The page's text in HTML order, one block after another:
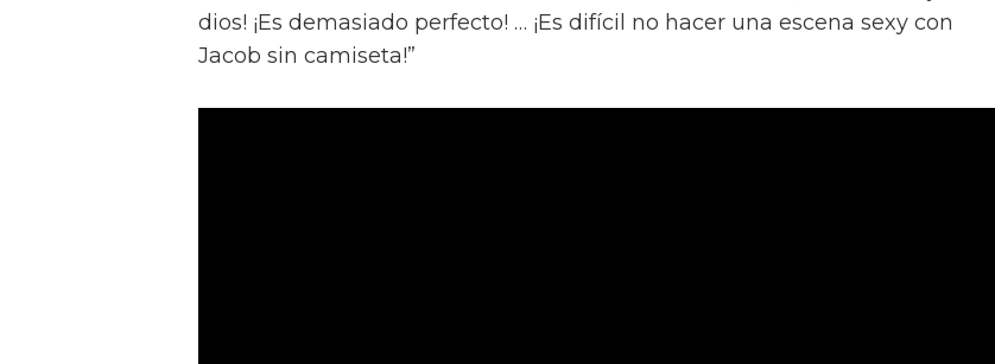
dios! ¡Es demasiado perfecto! … ¡Es difícil no hacer una escena sexy con
Jacob sin camiseta!”